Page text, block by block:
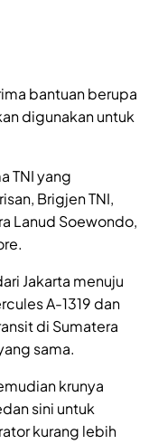
bantuan berupa
digunakan untuk
TNI yang
Brigjen TNI,
Lanud Soewondo,
Jakarta menuju
A-1319 dan
di Sumatera
sama.
krunya
sini untuk
kurang lebih